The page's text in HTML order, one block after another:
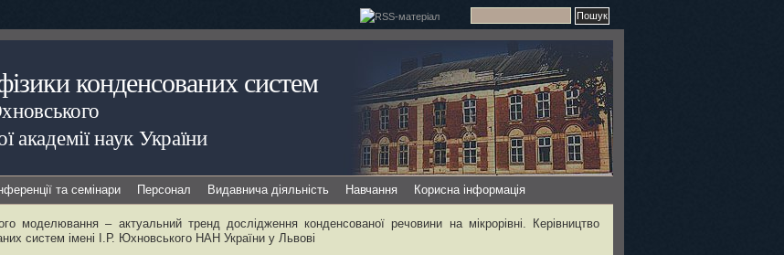
конденсованих систем
академії наук України
та семінари Персонал Видавнича діяльність Навчання Корисна інформація
моделювання – актуальний тренд дослідження конденсованої речовини на мікрорівні. Керівництво
систем імені І.Р. Юхновського НАН України у Львові